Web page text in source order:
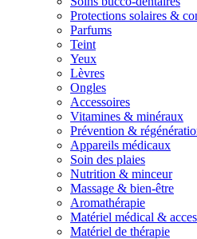
Protections solaires &
Parfums
Teint
Yeux
Lèvres
Ongles
Accessoires
Vitamines & minéraux
Prévention &
Appareils médicaux
Soin des plaies
Nutrition & minceur
Massage & bien-être
Aromathérapie
Matériel médical &
Matériel de thérapie